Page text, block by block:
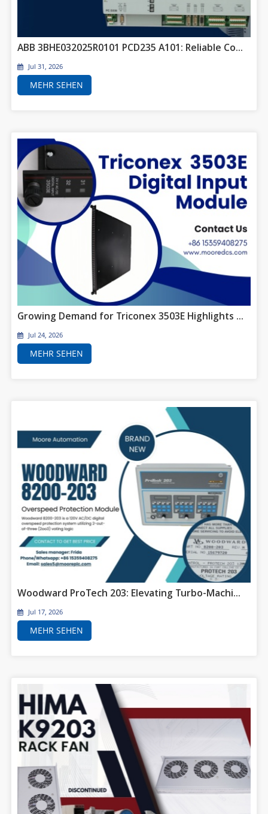
ABB 3BHE032025R0101 PCD235 A101: Reliable Combined I/O Solution for AC 800PEC Excitation and Power Control Systems
Jul 31, 2026
MEHR SEHEN
Growing Demand for Triconex 3503E Highlights the Ongoing Need for Reliable Safety System Spare Parts
Jul 24, 2026
MEHR SEHEN
Woodward ProTech 203: Elevating Turbo-Machinery Safety with the 8200-203 Dual-Vote Overspeed Protection System
Jul 17, 2026
MEHR SEHEN